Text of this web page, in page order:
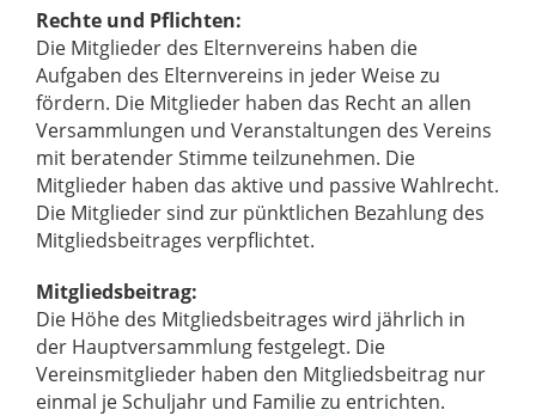
Rechte und Pflichten:
Die Mitglieder des Elternvereins haben die
Aufgaben des Elternvereins in jeder Weise zu
fördern. Die Mitglieder haben das Recht an allen
Versammlungen und Veranstaltungen des Vereins
mit beratender Stimme teilzunehmen. Die
Mitglieder haben das aktive und passive Wahlrecht.
Die Mitglieder sind zur pünktlichen Bezahlung des
Mitgliedsbeitrages verpflichtet.
Mitgliedsbeitrag:
Die Höhe des Mitgliedsbeitrages wird jährlich in
der Hauptversammlung festgelegt. Die
Vereinsmitglieder haben den Mitgliedsbeitrag nur
einmal je Schuljahr und Familie zu entrichten.